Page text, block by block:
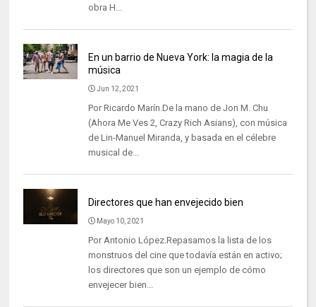
obra H...
En un barrio de Nueva York: la magia de la
música
Jun 12, 2021
Por Ricardo Marín.De la mano de Jon M. Chu
(Ahora Me Ves 2, Crazy Rich Asians), con música
de Lin-Manuel Miranda, y basada en el célebre
musical de...
Directores que han envejecido bien
Mayo 10, 2021
Por Antonio López.Repasamos la lista de los
monstruos del cine que todavía están en activo;
los directores que son un ejemplo de cómo
envejecer bien...